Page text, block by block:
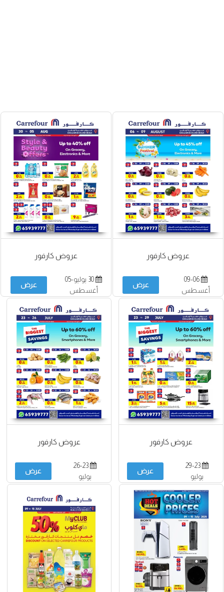
عروض كارفور
09-06
أغسطس
عرض
عروض كارفور
30 يوليو-05
أغسطس
عرض
عروض كارفور
29-23
يوليو
عرض
عروض كارفور
26-23
يوليو
عرض